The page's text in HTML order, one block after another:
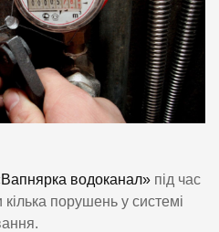
водоканал» під час
порушень у системі